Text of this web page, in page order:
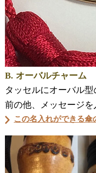
B. オーバルチャーム
タッセルにオーバル
前の他、メッセージを
この名入れができる傘